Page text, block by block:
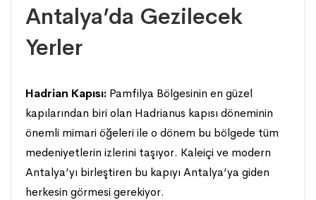
Antalya’da Gezilecek
Yerler
Hadrian Kapısı: Pamfilya Bölgesinin en güzel
kapılarından biri olan Hadrianus kapısı döneminin
önemli mimari öğeleri ile o dönem bu bölgede tüm
medeniyetlerin izlerini taşıyor. Kaleiçi ve modern
Antalya’yı birleştiren bu kapıyı Antalya’ya giden
herkesin görmesi gerekiyor.